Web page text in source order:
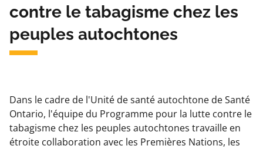
contre le tabagisme chez les
peuples autochtones
Dans le cadre de l'Unité de santé autochtone de Santé
Ontario, l'équipe du Programme pour la lutte contre le
tabagisme chez les peuples autochtones travaille en
étroite collaboration avec les Premières Nations, les